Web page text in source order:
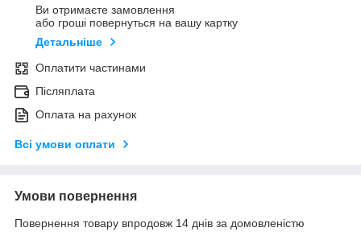
Ви отримаєте замовлення
або гроші повернуться на вашу картку
Детальніше
Оплатити частинами
Післяплата
Оплата на рахунок
Всі умови оплати
Умови повернення
Повернення товару впродовж 14 днів за домовленістю